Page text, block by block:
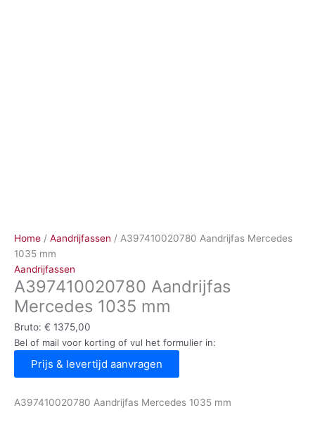
Home / Aandrijfassen / A397410020780 Aandrijfas Mercedes
1035 mm
Aandrijfassen
A397410020780 Aandrijfas
Mercedes 1035 mm
Bruto: € 1375,00
Bel of mail voor korting of vul het formulier in:
Prijs & levertijd aanvragen
A397410020780 Aandrijfas Mercedes 1035 mm